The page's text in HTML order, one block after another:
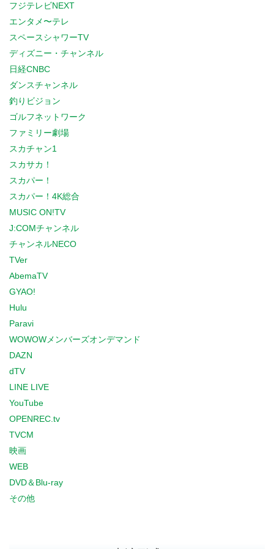
フジテレビNEXT
エンタメ〜テレ
スペースシャワーTV
ディズニー・チャンネル
日経CNBC
ダンスチャンネル
釣りビジョン
ゴルフネットワーク
ファミリー劇場
スカチャン1
スカサカ！
スカパー！
スカパー！4K総合
MUSIC ON!TV
J:COMチャンネル
チャンネルNECO
TVer
AbemaTV
GYAO!
Hulu
Paravi
WOWOWメンバーズオンデマンド
DAZN
dTV
LINE LIVE
YouTube
OPENREC.tv
TVCM
映画
WEB
DVD＆Blu-ray
その他